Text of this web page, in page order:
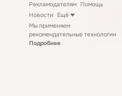
Рекламодателям Помощь
Новости Ещё
Мы применяем
рекомендательные технологии
Подробнее